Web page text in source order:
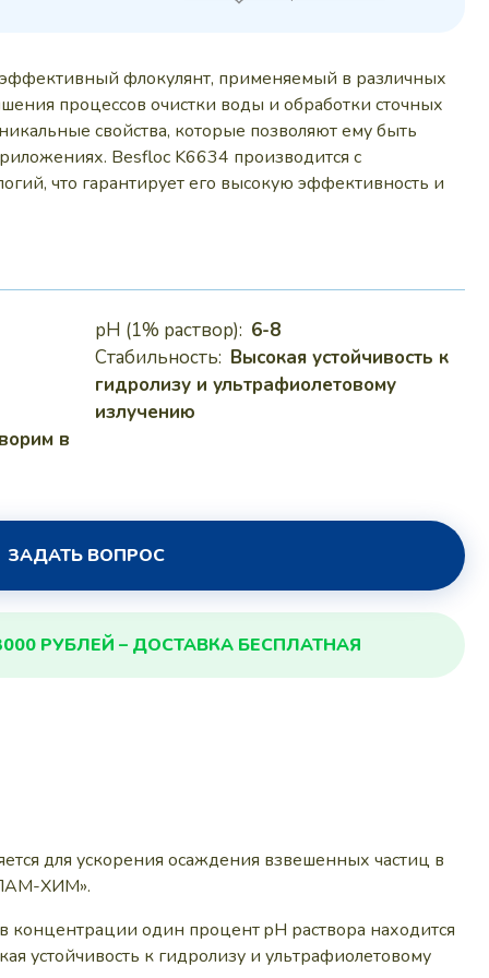
флокулянт, применяемый в различных
процессов очистки воды и обработки сточных
свойства, которые позволяют ему быть
Besfloc K6634 производится с
что гарантирует его высокую эффективность и
в
pH (1% раствор): 6-8
Стабильность: Высокая устойчивость к
гидролизу и ультрафиолетовому
излучению
ЗАДАТЬ ВОПРОС
РУБЛЕЙ – ДОСТАВКА БЕСПЛАТНАЯ
для ускорения осаждения взвешенных частиц в
ХИМ».
концентрации один процент pH раствора находится
устойчивость к гидролизу и ультрафиолетовому